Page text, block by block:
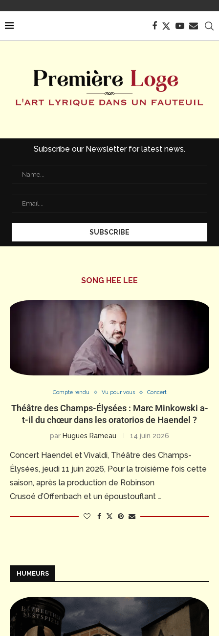
Subscribe our Newsletter for latest news.
SONG HEE LEE
Compte rendu Vu pour vous Concert
Théâtre des Champs-Élysées : Marc Minkowski a-
t-il du chœur dans les oratorios de Haendel ?
par Hugues Rameau 14 juin 2026
Concert Haendel et Vivaldi, Théâtre des Champs-
Élysées, jeudi 11 juin 2026, Pour la troisième fois cette
saison, après la production de Robinson
Crusoé d’Offenbach et un époustouflant …
HUMEURS